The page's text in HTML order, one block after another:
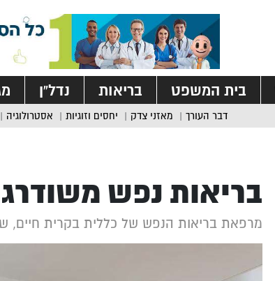
בית המשפט בריאות נדל”ן
דבר העורך מאזני צדק יחסים וזוגיות אסטרולוגיה
בריאות נפש
מרפאת בריאות הנפש של כללית בקרית חיים,